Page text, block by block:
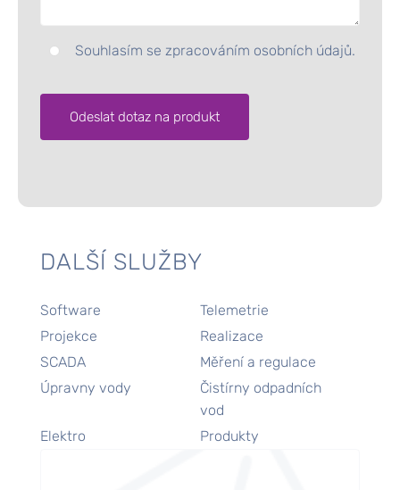
Souhlasím se zpracováním osobních údajů.
DALŠÍ SLUŽBY
Software
Telemetrie
Projekce
Realizace
SCADA
Měření a regulace
Úpravny vody
Čistírny odpadních
vod
Elektro
Produkty